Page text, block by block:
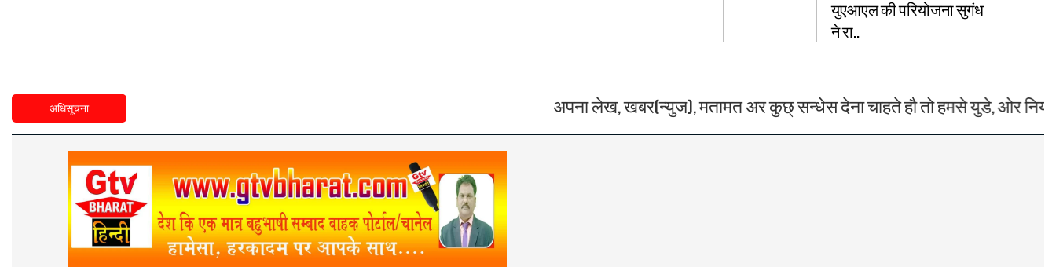
युएआएल की परियोजना सुगंध
ने रा..
अधिसूचना अपना लेख, खबर(न्युज), मतामत अर कुछ् सन्धेस देना चाहते हौ तो हमसे युडे, ओर नियमित